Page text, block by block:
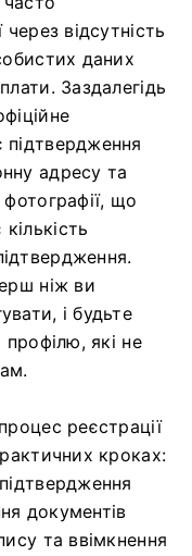
відсутність
даних
Заздалегідь
адресу та
що
ніж ви
і будьте
профілю, які не
реєстрації
кроках:
документів
та ввімкнення